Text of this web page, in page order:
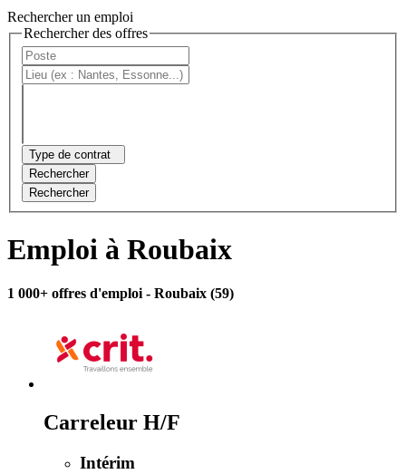
Rechercher un emploi
Rechercher des offres
Type de contrat
Rechercher
Rechercher
Emploi à Roubaix
1 000+ offres d'emploi - Roubaix (59)
Carreleur H/F
Intérim